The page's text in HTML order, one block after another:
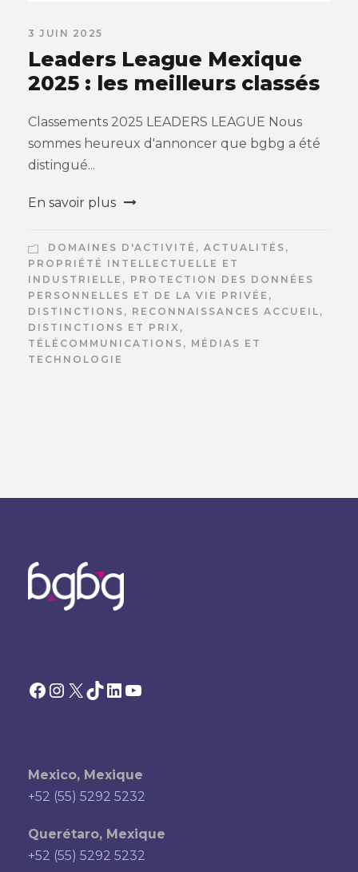
3 JUIN 2025
Leaders League Mexique
2025 : les meilleurs classés
Classements 2025 LEADERS LEAGUE Nous
sommes heureux d'annoncer que bgbg a été
distingué...
En savoir plus
DOMAINES D'ACTIVITÉ , ACTUALITÉS ,
PROPRIÉTÉ INTELLECTUELLE ET
INDUSTRIELLE , PROTECTION DES DONNÉES
PERSONNELLES ET DE LA VIE PRIVÉE ,
DISTINCTIONS , RECONNAISSANCES ACCUEIL ,
DISTINCTIONS ET PRIX ,
TÉLÉCOMMUNICATIONS, MÉDIAS ET
TECHNOLOGIE
Facebook Instagram X TikTok LinkedIn YouTube
Mexico, Mexique
+52 (55) 5292 5232
Querétaro, Mexique
+52 (55) 5292 5232